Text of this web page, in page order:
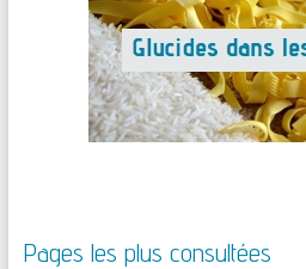
Pages les plus consultées